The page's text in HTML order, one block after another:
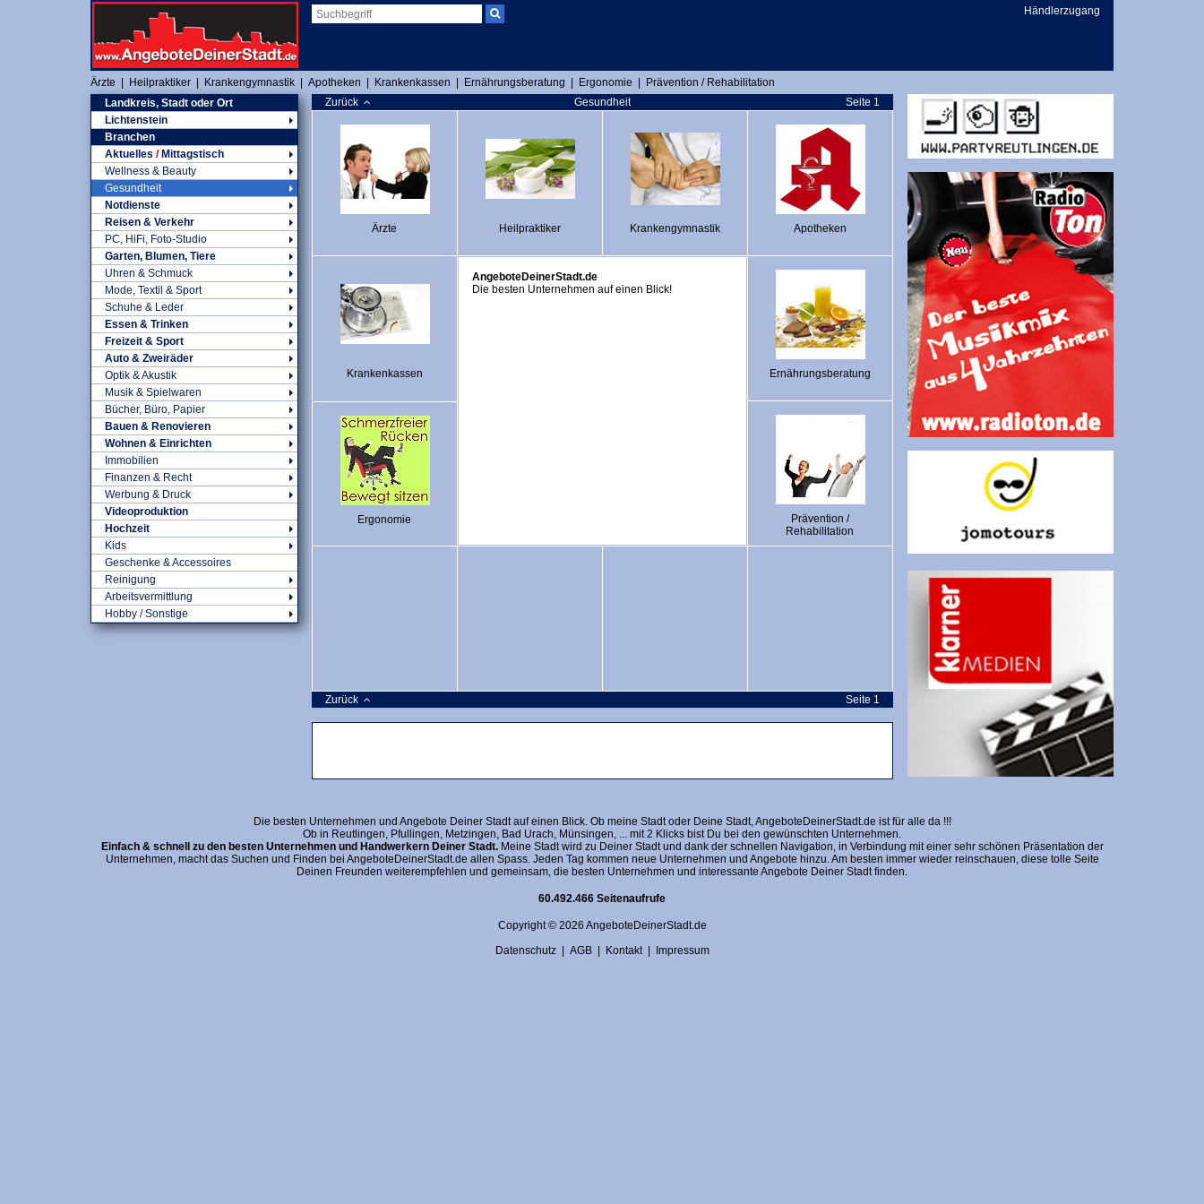
Händlerzugang
Ärzte Heilpraktiker Krankengymnastik Apotheken Krankenkassen Ernährungsberatung Ergonomie
Prävention / Rehabilitation
Landkreis, Stadt oder Ort
Lichtenstein
Branchen
Aktuelles /Mittagstisch
Wellness & Beauty
Gesundheit
Notdienste
Reisen & Verkehr
PC, HiFi, Foto-Studio
Garten, Blumen, Tiere
Uhren & Schmuck
Mode, Textil & Sport
Schuhe & Leder
Essen & Trinken
Freizeit & Sport
Auto & Zweiräder
Optik & Akustik
Musik & Spielwaren
Bücher, Büro, Papier
Bauen & Renovieren
Wohnen & Einrichten
Immobilien
Finanzen & Recht
Werbung & Druck
Videoproduktion
Hochzeit
Kids
Geschenke & Accessoires
Reinigung
Arbeitsvermittlung
Hobby / Sonstige
Zurück Gesundheit Seite 1
Ärzte Heilpraktiker Krankengymnastik Apotheken
Krankenkassen
AngeboteDeinerStadt.de
Die besten Unternehmen auf einen Blick!
Ernährungsberatung
Ergonomie
Prävention /
Rehabilitation
Zurück Seite 1
Die besten Unternehmen und Angebote Deiner Stadt auf einen Blick. Ob meine Stadt oder Deine Stadt, AngeboteDeinerStadt.de ist für alle da !!!
Ob in Reutlingen, Pfullingen, Metzingen, Bad Urach, Münsingen, ... mit 2 Klicks bist Du bei den gewünschten Unternehmen.
Einfach & schnell zu den besten Unternehmen und Handwerkern Deiner Stadt.Meine Stadt wird zu Deiner Stadt und dank der schnellen Navigation, in Verbindung mit einer sehr schönen Präsentation der
Unternehmen, macht das Suchen und Finden bei AngeboteDeinerStadt.de allen Spass. Jeden Tag kommen neue Unternehmen und Angebote hinzu. Am besten immer wieder reinschauen, diese tolle Seite
Deinen Freunden weiterempfehlen und gemeinsam, die besten Unternehmen und interessante Angebote Deiner Stadt finden.
60.492.466 Seitenaufrufe
Copyright © 2026 AngeboteDeinerStadt.de
Datenschutz| AGB| Kontakt| Impressum